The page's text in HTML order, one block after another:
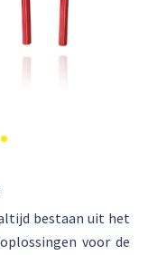
bestaan uit het
voor de